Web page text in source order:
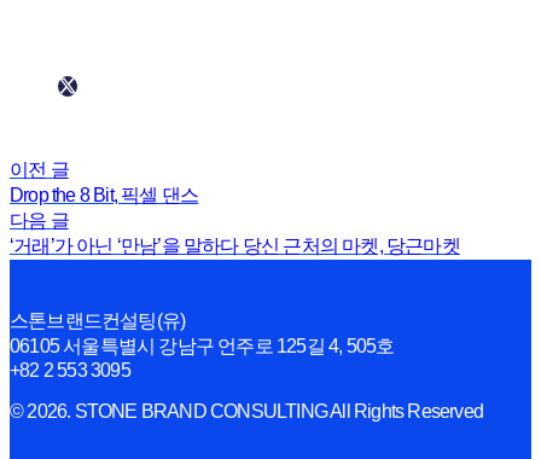
이전 글
Drop the 8 Bit, 픽셀 댄스
다음 글
‘거래’가 아닌 ‘만남’을 말하다 당신 근처의 마켓, 당근마켓
스톤브랜드컨설팅(유)
06105 서울특별시 강남구 언주로 125길 4, 505호
+82 2 553 3095
© 2026. STONE BRAND CONSULTING All Rights Reserved